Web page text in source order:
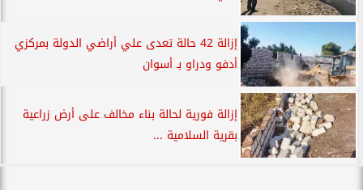
إزالة 42 حالة تعدى علي أراضي الدولة بمركزي
أدفو ودراو بـ أسوان
إزالة فورية لحالة بناء مخالف على أرض زراعية
بقرية السلامية ...